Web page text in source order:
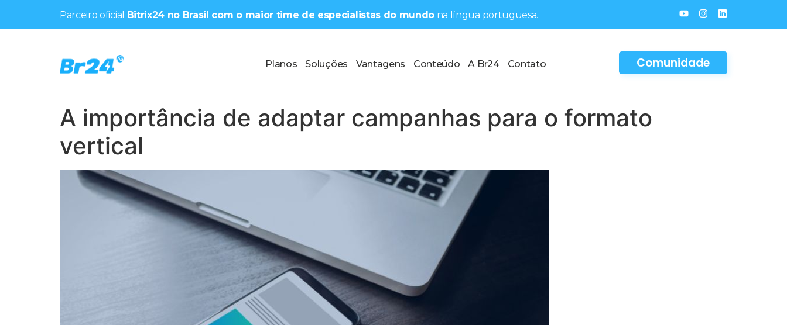
Parceiro oficial Bitrix24 no Brasil com o maior time de especialistas do mundo na língua portuguesa.
Planos Soluções Vantagens Conteúdo A Br24 Contato Comunidade
A importância de adaptar campanhas para o formato
vertical